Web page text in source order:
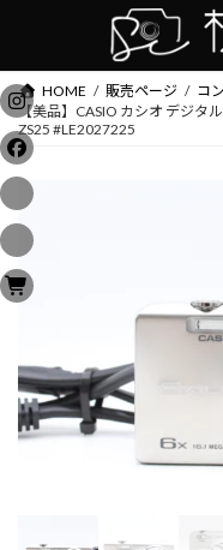
ン
ツ
へ
ス
キ
ッ
プ
ー
シ
ョ
ン
に
移
動
HOME 販売ページ
コ
【美品】CASIO カシオ デジタ
ZS25 #LE2027225